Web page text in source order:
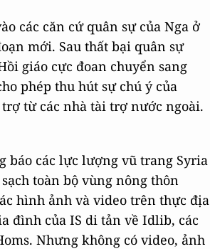
các căn cứ quân sự của Nga ở
mới. Sau thất bại quân sự
giáo cực đoan chuyển sang
phép thu hút sự chú ý của
từ các nhà tài trợ nước ngoài.
báo các lực lượng vũ trang Syria
toàn bộ vùng nông thôn
hình ảnh và video trên thực địa
đình của IS di tản về Idlib, các
Nhưng không có video, ảnh